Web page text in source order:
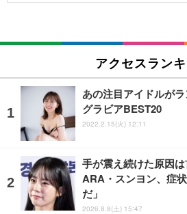
アクセスラン
あの注目アイドルが
グラビアBEST20
2022.2.15(火) 12:11
手が震え続けた原因
ARA・スンヨン、症
だ」
2026.8.8(土) 15:47